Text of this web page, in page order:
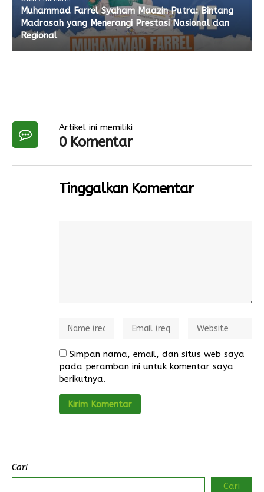
Muhammad Farrel Syaham Maazin Putra: Bintang
Madrasah yang Menerangi Prestasi Nasional dan
Regional
Artikel ini memiliki
0 Komentar
Tinggalkan Komentar
Simpan nama, email, dan situs web saya
pada peramban ini untuk komentar saya
berikutnya.
Cari
Cari